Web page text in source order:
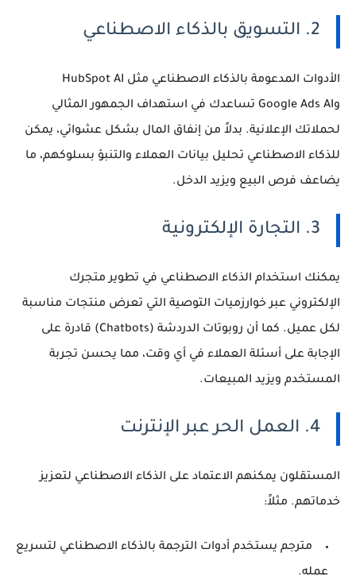
2. التسويق بالذكاء الاصطناعي
الأدوات المدعومة بالذكاء الاصطناعي مثل HubSpot AI
وGoogle Ads AI تساعدك في استهداف الجمهور المثالي
لحملاتك الإعلانية. بدلاً من إنفاق المال بشكل عشوائي، يمكن
للذكاء الاصطناعي تحليل بيانات العملاء والتنبؤ بسلوكهم، ما
يضاعف فرص البيع ويزيد الدخل.
3. التجارة الإلكترونية
يمكنك استخدام الذكاء الاصطناعي في تطوير متجرك
الإلكتروني عبر خوارزميات التوصية التي تعرض منتجات مناسبة
لكل عميل. كما أن روبوتات الدردشة (Chatbots) قادرة على
الإجابة على أسئلة العملاء في أي وقت، مما يحسن تجربة
المستخدم ويزيد المبيعات.
4. العمل الحر عبر الإنترنت
المستقلون يمكنهم الاعتماد على الذكاء الاصطناعي لتعزيز
خدماتهم. مثلاً:
مترجم يستخدم أدوات الترجمة بالذكاء الاصطناعي لتسريع
عمله.